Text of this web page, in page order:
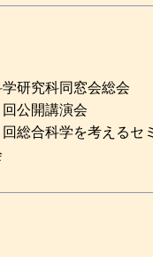
研究科同窓会総会
公開講演会
総合科学を考えるセ